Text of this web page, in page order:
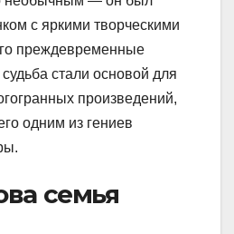
с яркими творческими
преждевременные
стали основой для
произведений,
одним из гениев
семья